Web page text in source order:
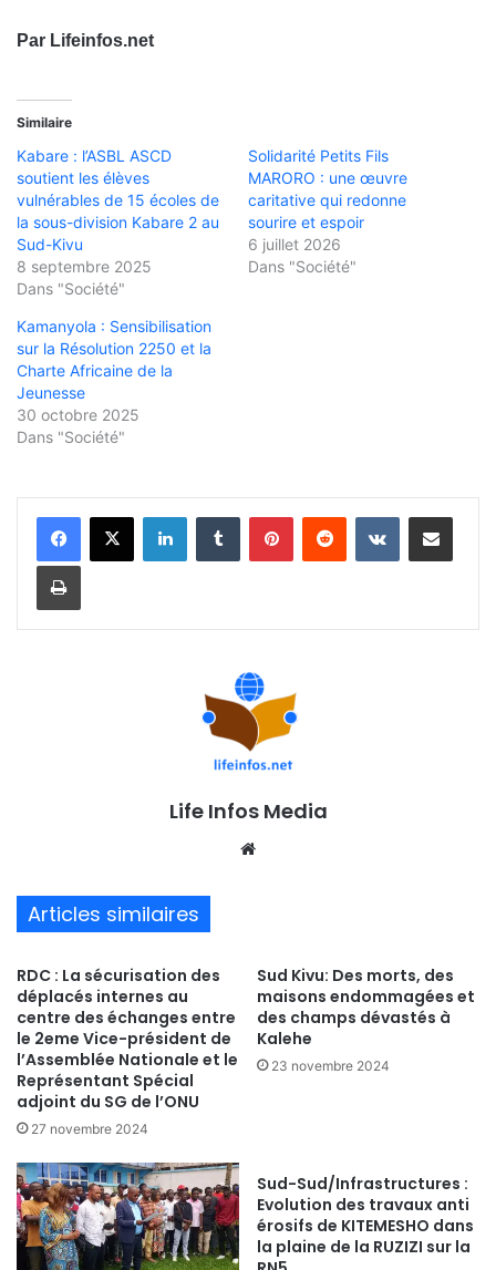
Par Lifeinfos.net
Similaire
Kabare : l’ASBL ASCD
soutient les élèves
vulnérables de 15 écoles de
la sous-division Kabare 2 au
Sud-Kivu
8 septembre 2025
Dans "Société"
Solidarité Petits Fils
MARORO : une œuvre
caritative qui redonne
sourire et espoir
6 juillet 2026
Dans "Société"
Kamanyola : Sensibilisation
sur la Résolution 2250 et la
Charte Africaine de la
Jeunesse
30 octobre 2025
Dans "Société"
Life Infos Media
Articles similaires
RDC : La sécurisation des
déplacés internes au
centre des échanges entre
le 2eme Vice-président de
l’Assemblée Nationale et le
Représentant Spécial
adjoint du SG de l’ONU
27 novembre 2024
Sud Kivu: Des morts, des
maisons endommagées et
des champs dévastés à
Kalehe
23 novembre 2024
Sud-Sud/Infrastructures :
Evolution des travaux anti
érosifs de KITEMESHO dans
la plaine de la RUZIZI sur la